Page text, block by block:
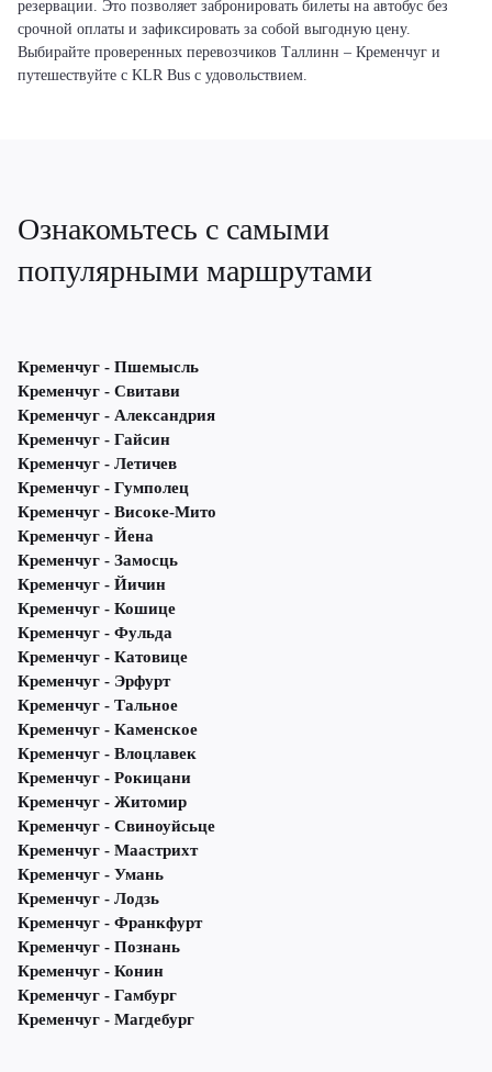
резервации. Это позволяет забронировать билеты на автобус без
срочной оплаты и зафиксировать за собой выгодную цену.
Выбирайте проверенных перевозчиков Таллинн – Кременчуг и
путешествуйте с KLR Bus с удовольствием.
Ознакомьтесь с самыми
популярными маршрутами
Кременчуг - Пшемысль
Кременчуг - Свитави
Кременчуг - Александрия
Кременчуг - Гайсин
Кременчуг - Летичeв
Кременчуг - Гумполец
Кременчуг - Високе-Мито
Кременчуг - Йена
Кременчуг - Замосць
Кременчуг - Йичин
Кременчуг - Кошице
Кременчуг - Фульда
Кременчуг - Катовице
Кременчуг - Эрфурт
Кременчуг - Тальное
Кременчуг - Каменское
Кременчуг - Влоцлавек
Кременчуг - Рокицани
Кременчуг - Житомир
Кременчуг - Свиноуйсьце
Кременчуг - Маастрихт
Кременчуг - Умань
Кременчуг - Лодзь
Кременчуг - Франкфурт
Кременчуг - Познань
Кременчуг - Конин
Кременчуг - Гамбург
Кременчуг - Магдебург